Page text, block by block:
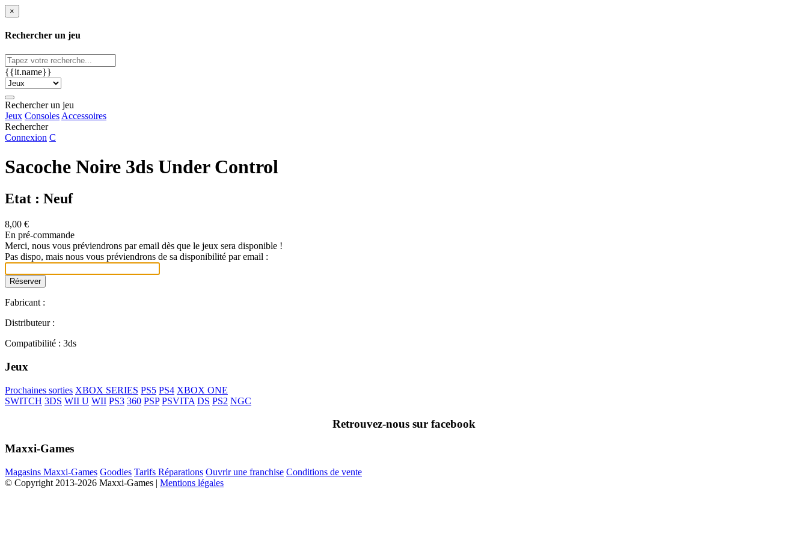
×
Rechercher un jeu
{{it.name}}
Rechercher un jeu
Jeux Consoles Accessoires
Rechercher
Connexion C
Sacoche Noire 3ds Under Control
Etat : Neuf
8,00 €
En pré-commande
Merci, nous vous préviendrons par email dès que le jeux sera disponible !
Pas dispo, mais nous vous préviendrons de sa disponibilité par email :
Fabricant :
Distributeur :
Compatibilité : 3ds
Jeux
Prochaines sorties XBOX SERIES PS5 PS4 XBOX ONE
SWITCH 3DS WII U WII PS3 360 PSP PSVITA DS PS2 NGC
Retrouvez-nous sur facebook
Maxxi-Games
Magasins Maxxi-Games Goodies Tarifs Réparations Ouvrir une franchise Conditions de vente
© Copyright 2013-2026 Maxxi-Games | Mentions légales